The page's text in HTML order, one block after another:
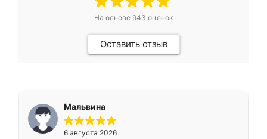
На основе 943 оценок
Оставить отзыв
Мальвина
6 августа 2026